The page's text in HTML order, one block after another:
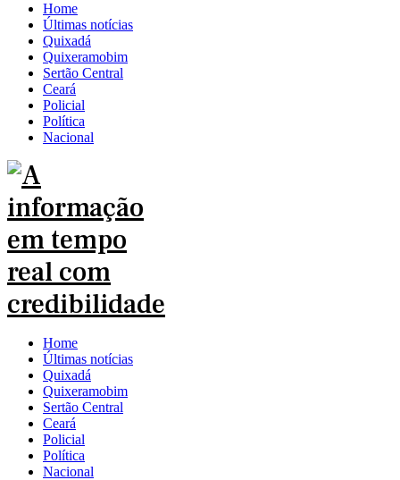
Home
Últimas notícias
Quixadá
Quixeramobim
Sertão Central
Ceará
Policial
Política
Nacional
Home
Últimas notícias
Quixadá
Quixeramobim
Sertão Central
Ceará
Policial
Política
Nacional